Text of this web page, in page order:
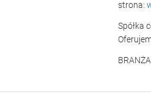
strona:
Spółka